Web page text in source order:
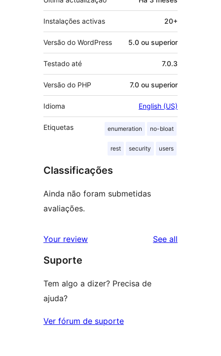
Instalações activas 20+
Versão do WordPress 5.0 ou superior
Testado até 7.0.3
Versão do PHP 7.0 ou superior
Idioma English (US)
Etiquetas enumeration no-bloat
rest security users
Classificações
Ainda não foram submetidas
avaliações.
Your review See all
Suporte
Tem algo a dizer? Precisa de
ajuda?
Ver fórum de suporte